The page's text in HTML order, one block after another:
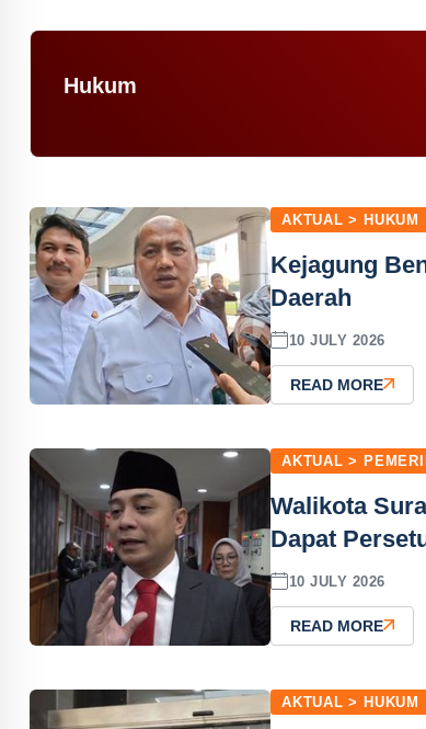
Hukum
AKTUAL > HUKUM
Kejagung
Daerah
10 JULY 2026
READ MORE
AKTUAL >
Walikota
Dapat
10 JULY 2026
READ MORE
AKTUAL > HUKUM